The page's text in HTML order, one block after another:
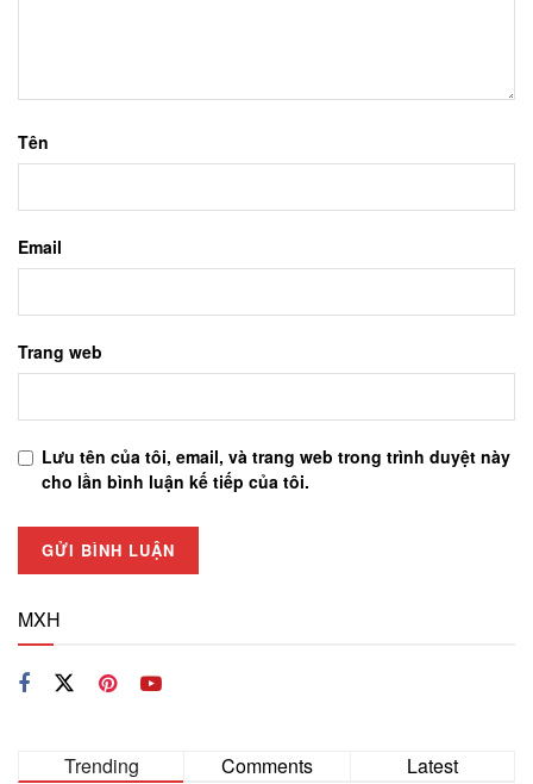
Tên
Email
Trang web
Lưu tên của tôi, email, và trang web trong trình duyệt này
cho lần bình luận kế tiếp của tôi.
MXH
Trending Comments Latest